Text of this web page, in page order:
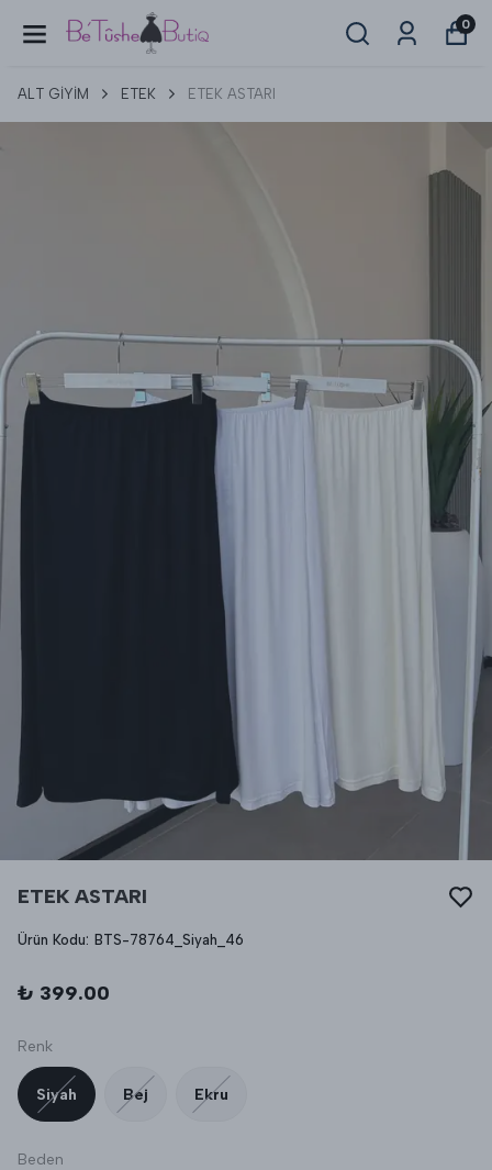
0
ALT GİYİM ETEK ETEK ASTARI
ETEK ASTARI
Ürün Kodu: BTS-78764_Siyah_46
₺ 399.00
Renk
Siyah Bej Ekru
Beden